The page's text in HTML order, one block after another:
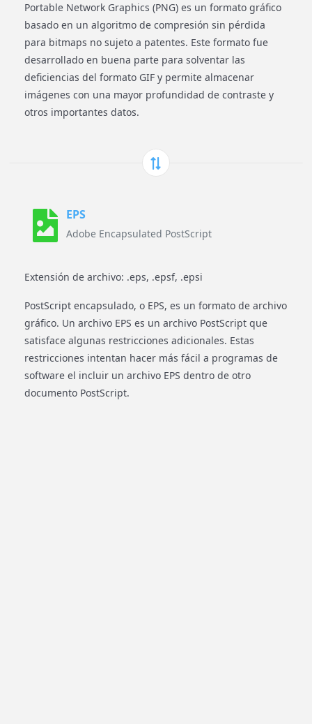
Portable Network Graphics (PNG) es un formato gráfico
basado en un algoritmo de compresión sin pérdida
para bitmaps no sujeto a patentes. Este formato fue
desarrollado en buena parte para solventar las
deficiencias del formato GIF y permite almacenar
imágenes con una mayor profundidad de contraste y
otros importantes datos.
EPS
Adobe Encapsulated PostScript
Extensión de archivo: .eps, .epsf, .epsi
PostScript encapsulado, o EPS, es un formato de archivo
gráfico. Un archivo EPS es un archivo PostScript que
satisface algunas restricciones adicionales. Estas
restricciones intentan hacer más fácil a programas de
software el incluir un archivo EPS dentro de otro
documento PostScript.